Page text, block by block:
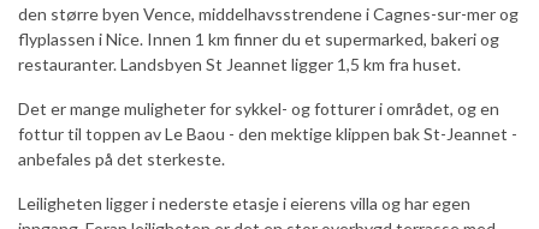
This website uses cookies
We use cookies to personalise content and ads, to
provide social media features and to analyse our traffic.
We also share information about your use of our site with
our social media, advertising and analytics partners who
may combine it with other information that you’ve
den større byen Vence, middelhavsstrendene i Cagnes-sur-mer og
flyplassen i Nice. Innen 1 km finner du et supermarked, bakeri og
restauranter. Landsbyen St Jeannet ligger 1,5 km fra huset.
Det er mange muligheter for sykkel- og fotturer i området, og en
fottur til toppen av Le Baou - den mektige klippen bak St-Jeannet -
anbefales på det sterkeste.
Leiligheten ligger i nederste etasje i eierens villa og har egen